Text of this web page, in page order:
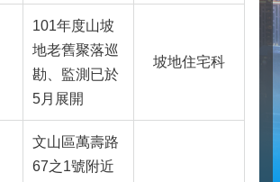
101年度山坡
地老舊聚落巡
勘、監測已於
5月展開
坡地住宅科
文山區萬壽路
67之1號附近